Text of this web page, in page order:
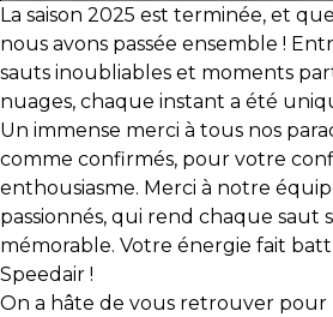
La saison 2025 est terminée, et
nous avons passée ensemble !
sauts inoubliables et moments
nuages, chaque instant a été
Un immense merci à tous nos
comme confirmés, pour votre
enthousiasme. Merci à notre
passionnés, qui rend chaque saut
mémorable. Votre énergie fait
Speedair !
On a hâte de vous retrouver pour